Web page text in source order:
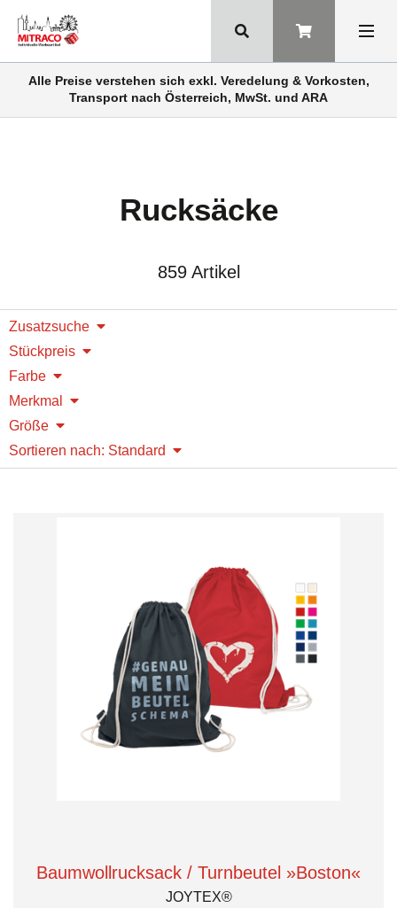
Alle Preise verstehen sich exkl. Veredelung & Vorkosten,
Transport nach Österreich, MwSt. und ARA
Rucksäcke
859 Artikel
Zusatzsuche
Stückpreis
Farbe
Merkmal
Größe
Sortieren nach: Standard
Baumwollrucksack / Turnbeutel »Boston«
JOYTEX®